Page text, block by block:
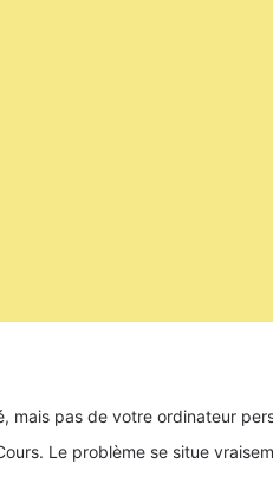
mais pas de votre ordinateur
Le problème se situe